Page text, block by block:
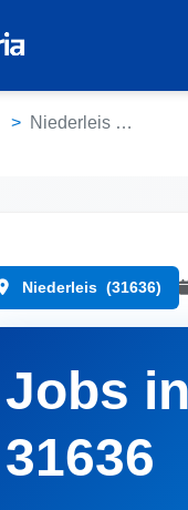
Niederleis (31636)
Niederleis (31636)
Jobs
31636